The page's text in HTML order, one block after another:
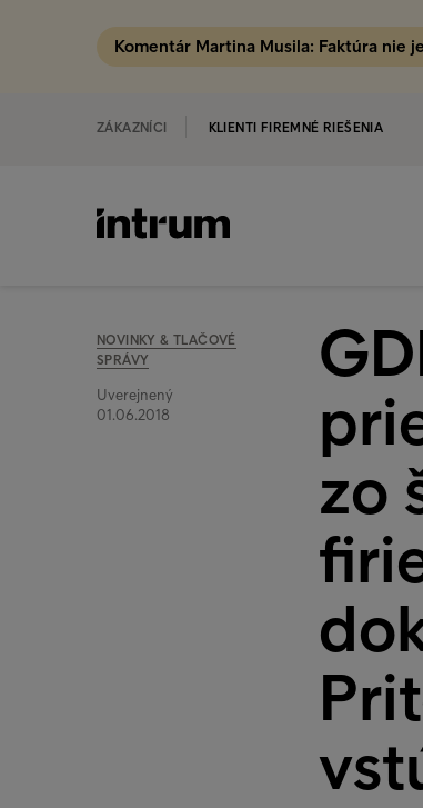
Komentár Martina Musila: Faktúra nie
ZÁKAZNÍCI KLIENTI FIREMNÉ RIEŠENIA
NOVINKY & TLAČOVÉ
SPRÁVY
Uverejnený
01.06.2018
zo